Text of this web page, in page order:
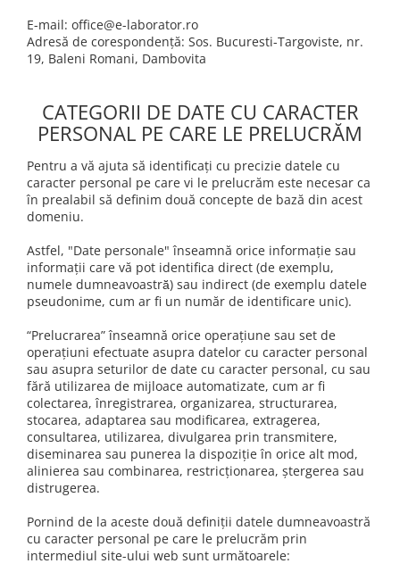
E-mail: office@e-laborator.ro
Adresă de corespondență: Sos. Bucuresti-Targoviste, nr.
19, Baleni Romani, Dambovita
CATEGORII DE DATE CU CARACTER
PERSONAL PE CARE LE PRELUCRĂM
Pentru a vă ajuta să identificați cu precizie datele cu
caracter personal pe care vi le prelucrăm este necesar ca
în prealabil să definim două concepte de bază din acest
domeniu.
Astfel, "Date personale" înseamnă orice informație sau
informații care vă pot identifica direct (de exemplu,
numele dumneavoastră̆) sau indirect (de exemplu datele
pseudonime, cum ar fi un număr de identificare unic).
“Prelucrarea” înseamnă orice operațiune sau set de
operațiuni efectuate asupra datelor cu caracter personal
sau asupra seturilor de date cu caracter personal, cu sau
fără utilizarea de mijloace automatizate, cum ar fi
colectarea, înregistrarea, organizarea, structurarea,
stocarea, adaptarea sau modificarea, extragerea,
consultarea, utilizarea, divulgarea prin transmitere,
diseminarea sau punerea la dispoziție în orice alt mod,
alinierea sau combinarea, restricționarea, ștergerea sau
distrugerea.
Pornind de la aceste două definiții datele dumneavoastră
cu caracter personal pe care le prelucrăm prin
intermediul site-ului web sunt următoarele: